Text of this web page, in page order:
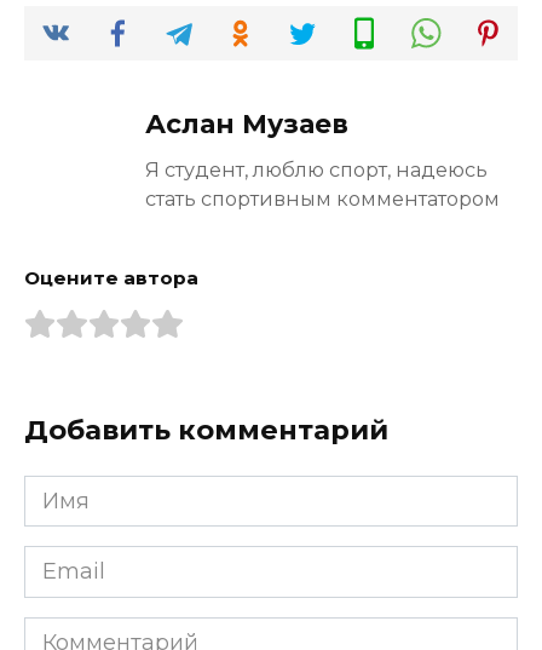
Аслан Музаев
Я студент, люблю спорт, надеюсь
стать спортивным комментатором
Оцените автора
Добавить комментарий
Имя
*
Email
*
Комментарий